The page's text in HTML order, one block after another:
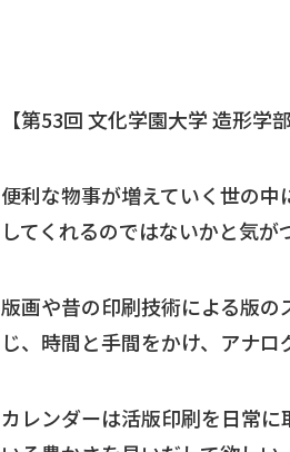
【第53回 文化学園大学 造形
便利な物事が増えていく世の
してくれるのではないかと気が
版画や昔の印刷技術による版
じ、時間と手間をかけ、アナロ
カレンダーは活版印刷を日常